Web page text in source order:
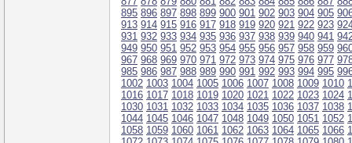
895 896 897 898 899 900 901 902 903 904 905
913 914 915 916 917 918 919 920 921 922 923
931 932 933 934 935 936 937 938 939 940 941
949 950 951 952 953 954 955 956 957 958 959
967 968 969 970 971 972 973 974 975 976 977
985 986 987 988 989 990 991 992 993 994 995
1002 1003 1004 1005 1006 1007 1008 1009 1010
1016 1017 1018 1019 1020 1021 1022 1023 1024
1030 1031 1032 1033 1034 1035 1036 1037 1038
1044 1045 1046 1047 1048 1049 1050 1051 1052
1058 1059 1060 1061 1062 1063 1064 1065 1066